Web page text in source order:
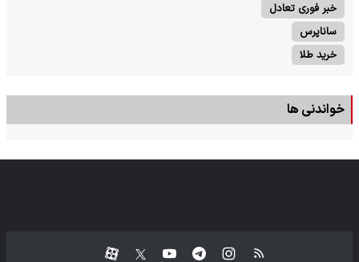
خبر فوری تعادل
ساناپرس
خرید طلا
خواندنی ها